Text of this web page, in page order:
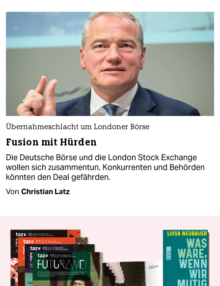
Übernahmeschlacht um Londoner Börse
Fusion mit Hürden
Die Deutsche Börse und die London Stock Exchange
wollen sich zusammentun. Konkurrenten und Behörden
könnten den Deal gefährden.
Von Christian Latz